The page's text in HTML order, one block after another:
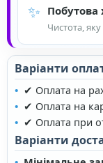
✨ Побутова
Чистота, яку
Варіанти
✔ Оплата на
✔ Оплата на
✔ Оплата при
Варіанти